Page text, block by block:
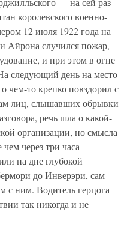
королевского военно-
12 июля 1922 года на
Айрона случился пожар,
и при этом в огне
следующий день на место
чем-то крепко повздорил с
лиц, слышавших обрывки
речь шла о какой-
организации, но смысла
через три часа
на дне глубокой
до Инверэри, сам
с ним. Водитель герцога
так никогда и не